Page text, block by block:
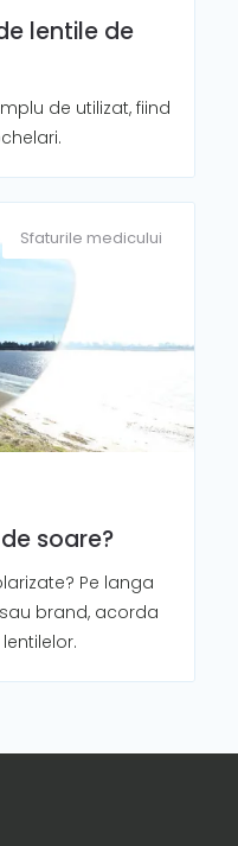
lentile de
de utilizat, fiind
Sfaturile medicului
soare?
Pe langa
brand, acorda